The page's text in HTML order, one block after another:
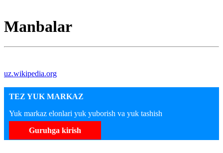
Manbalar
uz.wikipedia.org
TEZ YUK MARKAZ
Yuk markaz elonlari yuk yuborish va yuk tashish
Guruhga kirish